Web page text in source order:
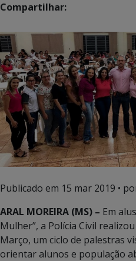
Compartilhar:
Publicado em 15 mar 2019 •
ARAL MOREIRA (MS) – Em
Mulher”, a Polícia Civil
Março, um ciclo de palestras
orientar alunos e população